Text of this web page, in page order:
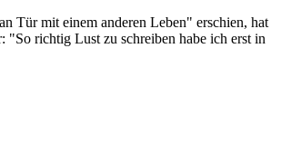
Tür mit einem anderen Leben" erschien, hat
"So richtig Lust zu schreiben habe ich erst in